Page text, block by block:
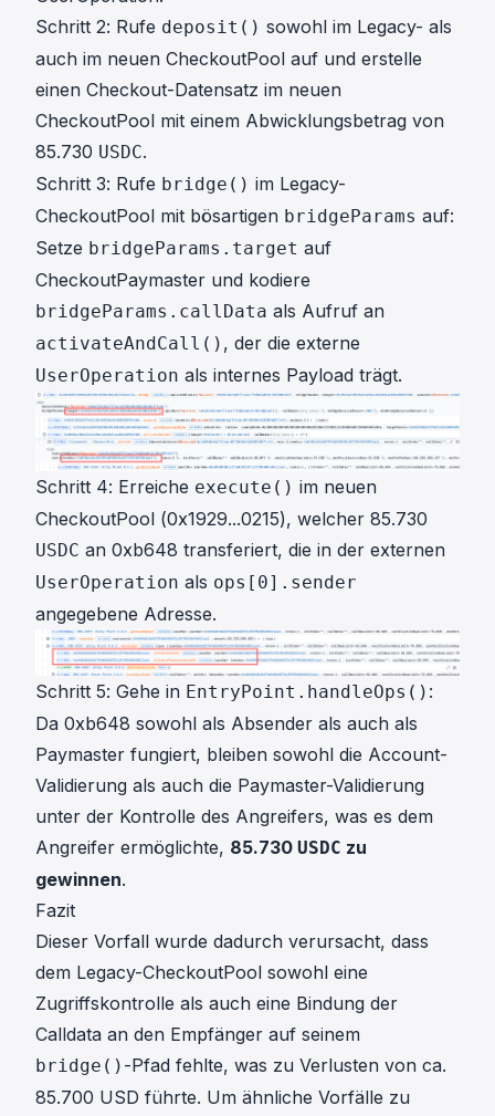
Schritt 2: Rufe deposit() sowohl im Legacy- als
auch im neuen CheckoutPool auf und erstelle
einen Checkout-Datensatz im neuen
CheckoutPool mit einem Abwicklungsbetrag von
85.730 USDC.
Schritt 3: Rufe bridge() im Legacy-
CheckoutPool mit bösartigen bridgeParams auf:
Setze bridgeParams.target auf
CheckoutPaymaster und kodiere
bridgeParams.callData als Aufruf an
activateAndCall() , der die externe
UserOperation als internes Payload trägt.
Schritt 4: Erreiche execute() im neuen
CheckoutPool (0x1929...0215), welcher 85.730
USDC an 0xb648 transferiert, die in der externen
UserOperation als ops[0].sender
angegebene Adresse.
Schritt 5: Gehe in EntryPoint.handleOps() :
Da 0xb648 sowohl als Absender als auch als
Paymaster fungiert, bleiben sowohl die Account-
Validierung als auch die Paymaster-Validierung
unter der Kontrolle des Angreifers, was es dem
Angreifer ermöglichte, 85.730 USDC zu
gewinnen.
Fazit
Dieser Vorfall wurde dadurch verursacht, dass
dem Legacy-CheckoutPool sowohl eine
Zugriffskontrolle als auch eine Bindung der
Calldata an den Empfänger auf seinem
bridge() -Pfad fehlte, was zu Verlusten von ca.
85.700 USD führte. Um ähnliche Vorfälle zu